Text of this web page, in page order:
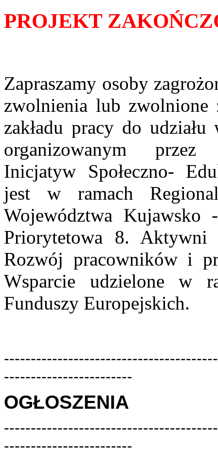
PROJEKT
Zapraszamy osoby
zwolnienia lub zwolnione
zakładu pracy do
organizowanym przez
Inicjatyw Społeczno-
jest w ramach
Województwa
Priorytetowa 8. Aktywni
Rozwój pracowników i
Wsparcie udzielone w
Funduszy Europejskich.
------------------------
OGŁOSZENIA
------------------------